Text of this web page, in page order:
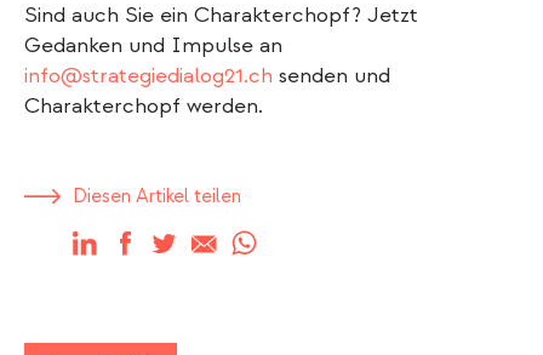
Sind auch Sie ein Charakterchopf? Jetzt
Gedanken und Impulse an
info@strategiedialog21.ch senden und
Charakterchopf werden.
Diesen Artikel teilen
LinkedInFacebook
TwitterE-mail